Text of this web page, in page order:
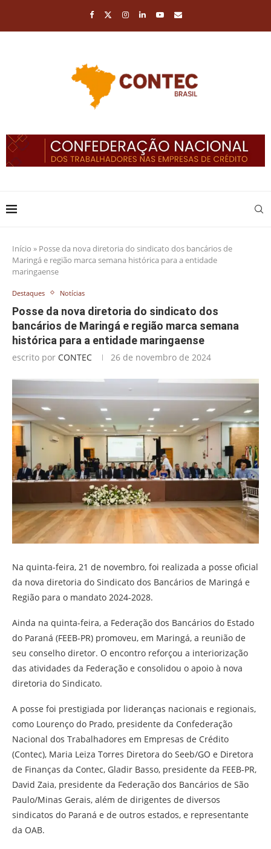
Início » Posse da nova diretoria do sindicato dos bancários de
Maringá e região marca semana histórica para a entidade
maringaense
Destaques Notícias
Posse da nova diretoria do sindicato dos
bancários de Maringá e região marca semana
histórica para a entidade maringaense
escrito por CONTEC 26 de novembro de 2024
Na quinta-feira, 21 de novembro, foi realizada a posse oficial
da nova diretoria do Sindicato dos Bancários de Maringá e
Região para o mandato 2024-2028.
Ainda na quinta-feira, a Federação dos Bancários do Estado
do Paraná (FEEB-PR) promoveu, em Maringá, a reunião de
seu conselho diretor. O encontro reforçou a interiorização
das atividades da Federação e consolidou o apoio à nova
diretoria do Sindicato.
A posse foi prestigiada por lideranças nacionais e regionais,
como Lourenço do Prado, presidente da Confederação
Nacional dos Trabalhadores em Empresas de Crédito
(Contec), Maria Leiza Torres Diretora do Seeb/GO e Diretora
de Finanças da Contec, Gladir Basso, presidente da FEEB-PR,
David Zaia, presidente da Federação dos Bancários de São
Paulo/Minas Gerais, além de dirigentes de diversos
sindicatos do Paraná e de outros estados, e representante
da OAB.